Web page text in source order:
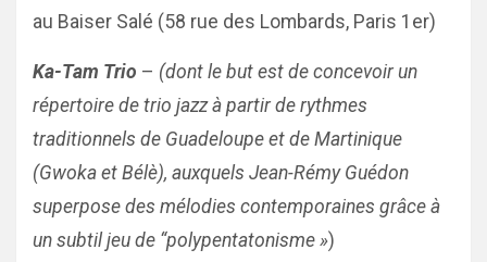
au Baiser Salé (58 rue des Lombards, Paris 1er)
Ka-Tam Trio – (dont le but est de concevoir un
répertoire de trio jazz à partir de rythmes
traditionnels de Guadeloupe et de Martinique
(Gwoka et Bélè), auxquels Jean-Rémy Guédon
superpose des mélodies contemporaines grâce à
un subtil jeu de “polypentatonisme »)